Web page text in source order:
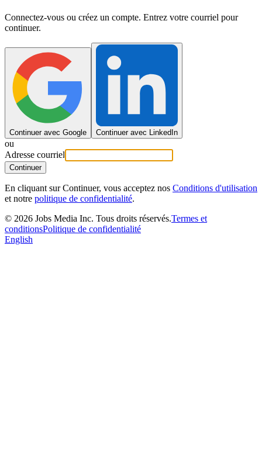
Connectez-vous ou créez un compte. Entrez votre courriel pour
continuer.
Continuer avec Google Continuer avec LinkedIn
ou
Adresse courriel
Continuer
En cliquant sur Continuer, vous acceptez nos Conditions d'utilisation
et notre politique de confidentialité.
© 2026 Jobs Media Inc. Tous droits réservés.Termes et
conditionsPolitique de confidentialité
English